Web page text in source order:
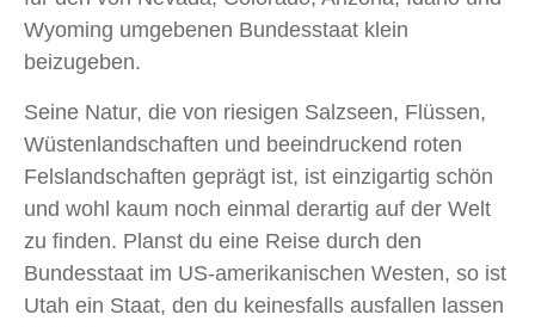
Wyoming umgebenen Bundesstaat klein
beizugeben.
Seine Natur, die von riesigen Salzseen, Flüssen,
Wüstenlandschaften und beeindruckend roten
Felslandschaften geprägt ist, ist einzigartig schön
und wohl kaum noch einmal derartig auf der Welt
zu finden. Planst du eine Reise durch den
Bundesstaat im US‑amerikanischen Westen, so ist
Utah ein Staat, den du keinesfalls ausfallen lassen